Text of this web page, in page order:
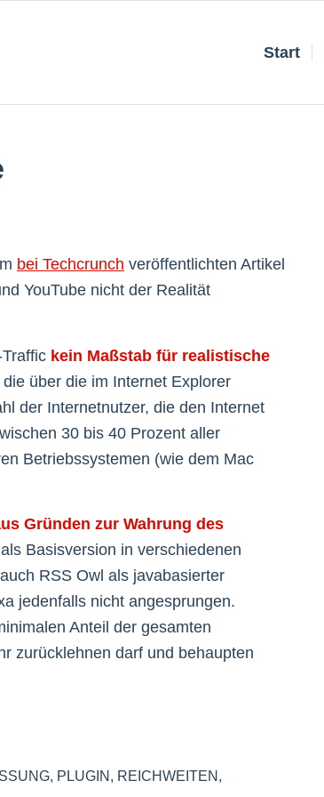
Start
bei Techcrunch veröffentlichten Artikel
YouTube nicht der Realität
kein Maßstab für realistische
über die im Internet Explorer
der Internetnutzer, die den Internet
30 bis 40 Prozent aller
Betriebssystemen (wie dem Mac
Gründen zur Wahrung des
Basisversion in verschiedenen
RSS Owl als javabasierter
jedenfalls nicht angesprungen.
Anteil der gesamten
zurücklehnen darf und behaupten
, PLUGIN, REICHWEITEN,